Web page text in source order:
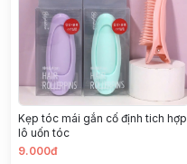
Kẹp tóc mái gắn cố định tich hợp
lô uốn tóc
9.000đ